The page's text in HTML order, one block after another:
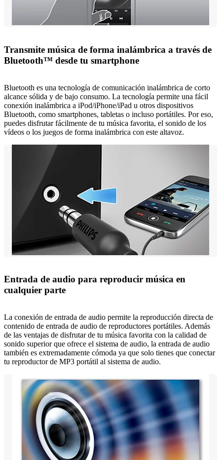
Transmite música de forma inalámbrica a través de
Bluetooth™ desde tu smartphone
Bluetooth es una tecnología de comunicación inalámbrica de corto
alcance sólida y de bajo consumo. La tecnología permite una fácil
conexión inalámbrica a iPod/iPhone/iPad u otros dispositivos
Bluetooth, como smartphones, tabletas o incluso portátiles. Por eso,
puedes disfrutar fácilmente de tu música favorita, el sonido de los
vídeos o los juegos de forma inalámbrica con este altavoz.
Entrada de audio para reproducir música en
cualquier parte
La conexión de entrada de audio permite la reproducción directa de
contenido de entrada de audio de reproductores portátiles. Además
de las ventajas de disfrutar de tu música favorita con la calidad de
sonido superior que ofrece el sistema de audio, la entrada de audio
también es extremadamente cómoda ya que solo tienes que conectar
tu reproductor de MP3 portátil al sistema de audio.